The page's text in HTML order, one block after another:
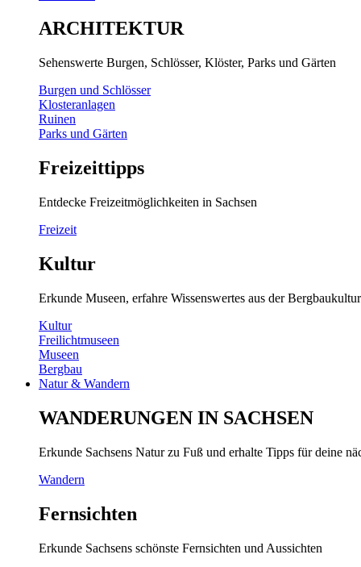
ARCHITEKTUR
Sehenswerte Burgen, Schlösser, Klöster, Parks und Gärten
Burgen und Schlösser
Klosteranlagen
Ruinen
Parks und Gärten
Freizeittipps
Entdecke Freizeitmöglichkeiten in Sachsen
Freizeit
Kultur
Erkunde Museen, erfahre Wissenswertes aus der
Kultur
Freilichtmuseen
Museen
Bergbau
Natur & Wandern
WANDERUNGEN IN SACHSEN
Erkunde Sachsens Natur zu Fuß und erhalte Tipps für deine
Wandern
Fernsichten
Erkunde Sachsens schönste Fernsichten und Aussichten